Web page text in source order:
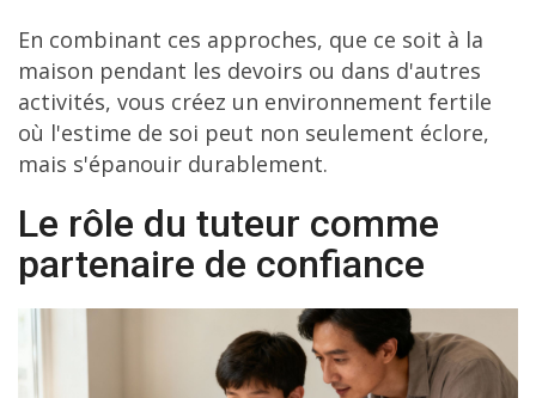
En combinant ces approches, que ce soit à la
maison pendant les devoirs ou dans d'autres
activités, vous créez un environnement fertile
où l'estime de soi peut non seulement éclore,
mais s'épanouir durablement.
Le rôle du tuteur comme
partenaire de confiance